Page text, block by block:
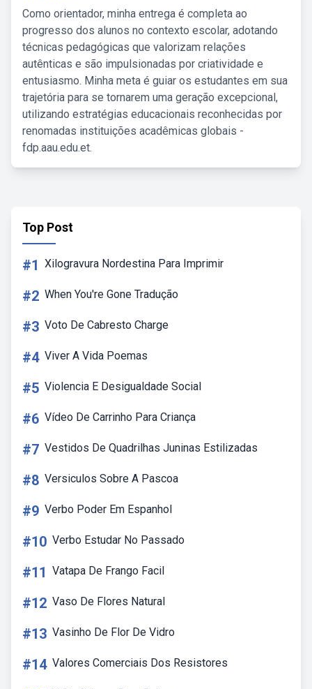
Como orientador, minha entrega é completa ao
progresso dos alunos no contexto escolar, adotando
técnicas pedagógicas que valorizam relações
autênticas e são impulsionadas por criatividade e
entusiasmo. Minha meta é guiar os estudantes em sua
trajetória para se tornarem uma geração excepcional,
utilizando estratégias educacionais reconhecidas por
renomadas instituições acadêmicas globais -
fdp.aau.edu.et.
Top Post
#1 Xilogravura Nordestina Para Imprimir
#2 When You're Gone Tradução
#3 Voto De Cabresto Charge
#4 Viver A Vida Poemas
#5 Violencia E Desigualdade Social
#6 Vídeo De Carrinho Para Criança
#7 Vestidos De Quadrilhas Juninas Estilizadas
#8 Versiculos Sobre A Pascoa
#9 Verbo Poder Em Espanhol
#10 Verbo Estudar No Passado
#11 Vatapa De Frango Facil
#12 Vaso De Flores Natural
#13 Vasinho De Flor De Vidro
#14 Valores Comerciais Dos Resistores